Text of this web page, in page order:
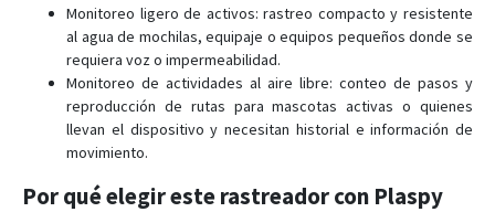
Monitoreo ligero de activos: rastreo compacto y resistente
al agua de mochilas, equipaje o equipos pequeños donde se
requiera voz o impermeabilidad.
Monitoreo de actividades al aire libre: conteo de pasos y
reproducción de rutas para mascotas activas o quienes
llevan el dispositivo y necesitan historial e información de
movimiento.
Por qué elegir este rastreador con Plaspy